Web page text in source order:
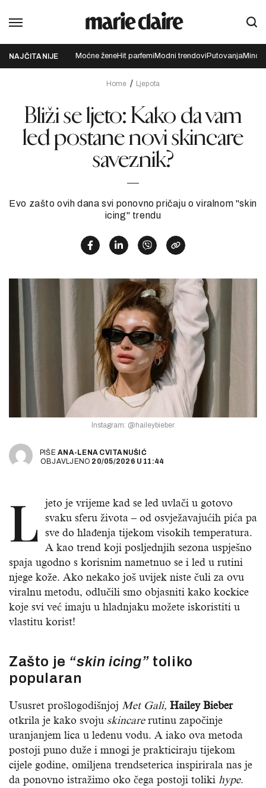
NAJČITANIJE Moćne ženeHit parfemi Modni trendovi Putovanja
Home Ljepota
Bliži se ljeto: Kako da vam
led postane novi skincare
saveznik?
Evo zašto ovih dana svi ponovno pričaju o viralnom "skin
icing" trendu
Instagram: @haileybieber
PIŠEANA-LENA CVITANUŠIĆ
OBJAVLJENO 20/05/2026 U 11:44
L jeto je vrijeme kad se led uvlači u gotovo
svaku sferu života – od osvježavajućih pića pa
sve do hlađenja tijekom visokih temperatura.
A kao trend koji posljednjih sezona uspješno
spaja ugodno s korisnim nametnuo se i led u rutini
njege kože. Ako nekako još uvijek niste čuli za ovu
viralnu metodu, odlučili smo objasniti kako kockice
koje svi već imaju u hladnjaku možete iskoristiti u
vlastitu korist!
Zašto je “skin icing” toliko
popularan
Ususret prošlogodišnjoj Met Gali, Hailey Bieber
otkrila je kako svoju skincarerutinu započinje
uranjanjem lica u ledenu vodu. A iako ova metoda
postoji puno duže i mnogi je prakticiraju tijekom
cijele godine, omiljena trendseterica inspirirala nas je
da ponovno istražimo oko čega postoji toliki hype.